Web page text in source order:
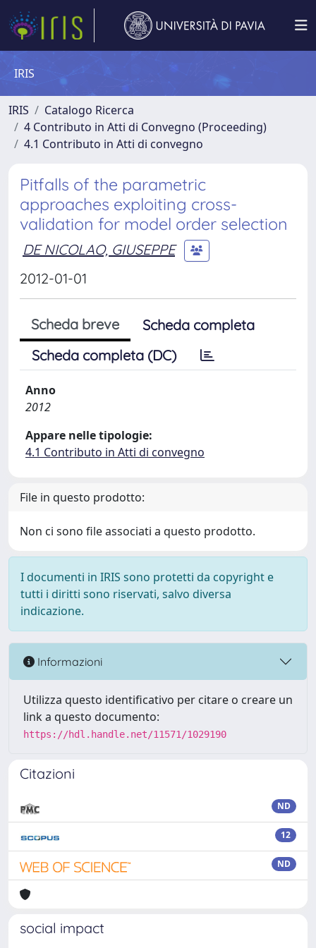
IRIS
IRIS
Catalogo Ricerca
4 Contributo in Atti di Convegno (Proceeding)
4.1 Contributo in Atti di convegno
Pitfalls of the parametric
approaches exploiting cross-
validation for model order selection
DE NICOLAO, GIUSEPPE
2012-01-01
Scheda breve
Scheda completa
Scheda completa (DC)
Anno
2012
Appare nelle tipologie:
4.1 Contributo in Atti di convegno
File in questo prodotto:
Non ci sono file associati a questo prodotto.
I documenti in IRIS sono protetti da copyright e
tutti i diritti sono riservati, salvo diversa
indicazione.
Informazioni
Utilizza questo identificativo per citare o creare un
link a questo documento:
https://hdl.handle.net/11571/1029190
Citazioni
ND
12
ND
social impact